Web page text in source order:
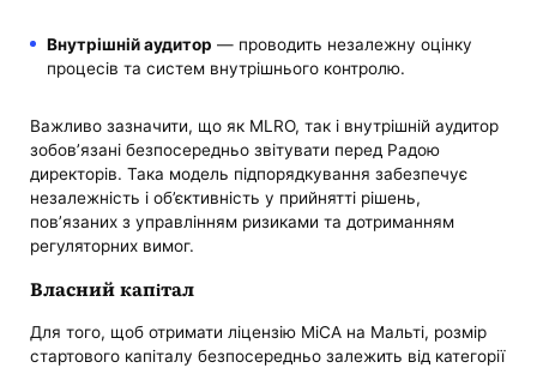
Внутрішній аудитор — проводить незалежну оцінку
процесів та систем внутрішнього контролю.
Важливо зазначити, що як MLRO, так і внутрішній аудитор
зобов’язані безпосередньо звітувати перед Радою
директорів. Така модель підпорядкування забезпечує
незалежність і об’єктивність у прийнятті рішень,
пов’язаних з управлінням ризиками та дотриманням
регуляторних вимог.
Власний капітал
Для того, щоб отримати ліцензію MiCA на Мальті, розмір
стартового капіталу безпосередньо залежить від категорії